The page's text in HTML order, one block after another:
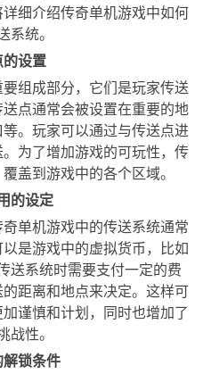
细介绍传奇单机游戏中如何
系统。
的设置
组成部分，它们是玩家传送
点通常会被设置在重要的地
。玩家可以通过与传送点进
为了增加游戏的可玩性，传
盖到游戏中的各个区域。
的设定
单机游戏中的传送系统通常
是游戏中的虚拟货币，比如
送系统时需要支付一定的费
距离和地点来决定。这样可
谨慎和计划，同时也增加了
战性。
锁条件